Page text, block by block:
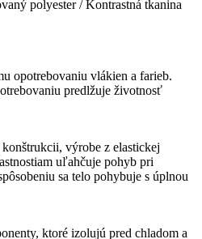
polyester / Kontrastná tkanina
opotrebovaniu vlákien a farieb.
predlžuje životnosť
výrobe z elastickej
uľahčuje pohyb pri
sa telo pohybuje s úplnou
ktoré izolujú pred chladom a